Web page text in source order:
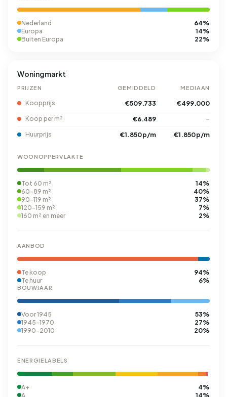
Nederland 64%
Europa 14%
Buiten Europa 22%
Woningmarkt
PRIJZEN GEMIDDELD MEDIAAN
Koopprijs €509.733 €499.000
Koop per m² €6.489 –
Huurprijs €1.850 p/m €1.850 p/m
WOONOPPERVLAKTE
Tot 60 m² 14%
60-89 m² 40%
90-119 m² 37%
120-159 m² 7%
160 m² en meer 2%
AANBOD
Te koop 94%
Te huur 6%
BOUWJAAR
Voor 1945 53%
1945-1970 27%
1990-2010 20%
ENERGIELABELS
A+ 4%
A 14%